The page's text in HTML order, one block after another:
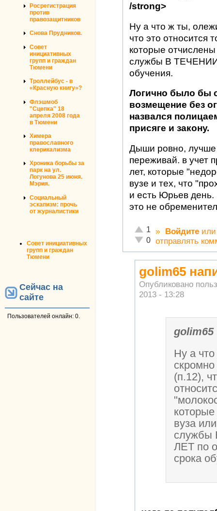
Росрегистрация
против
правозащитников
Снова Прудников.
Совет
инициативных
групп и граждан
Тюмени
Троллейбус - в
«Красную книгу»?
Флэшмоб
"Сцепка" 18
апреля 2008 года
в Тюмени
Химера
православного
клерикализма
Хроника борьбы за
парк на ул.
Логунова 25 июня.
Мэрия.
Социальный
эскапизм: прочь
от журналистики
Совет инициативных
групп и граждан
Тюмени
Сейчас на
сайте
Пользователей онлайн: 0.
/strong>
Ну а что ж ты,
что это относится
которые
службы В ТЕЧЕНИИ
обучения.
Логично было бы
возмещение без
назвался
присяге и закону.
Дыши ровно, лучше
переживай. в учет
лет, которые
вузе и тех, что
и есть Юрьев день.
это не
Отлично!
1
Неадекватно!
0
» Войдите
отправлять
golim65
Опубликовано
2013 - 13:28
golim65
Ну а
(п.12),
вуза
ЛЕТ по
срока